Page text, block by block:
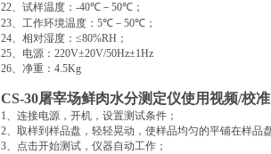
22、试样温度： -40℃ － 50℃ ；
23、工作环境温度： 5℃ － 50℃ ；
24、相对湿度： ≤80%RΗ ；
25、电源： 220V±20V/50Hz±1Hz
26、净重： 4.5Kg
CS-30屠宰场鲜肉水分测定仪使用视频/校准
1、连接电源，开机，设置测试条件；
2、取样到样品盘，轻轻晃动，使样品均匀的平铺在样品
3、点击开始测试，仪器自动工作；